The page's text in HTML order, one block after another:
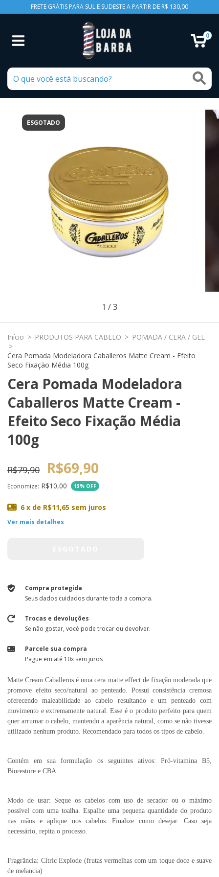
FRETE GRÁTIS PARA SUL E SUDESTE A PARTIR DE R$ 130,00
0
ESGOTADO
1 /3
Início > PRODUTOS PARA CABELO > POMADA / CERA / GEL
>
Cera Pomada Modeladora Caballeros Matte Cream - Efeito
Seco Fixação Média 100g
Cera Pomada Modeladora
Caballeros Matte Cream -
Efeito Seco Fixação Média
100g
R$79,90 R$69,90
Economize: R$10,00 13% OFF
6 x de R$11,65 sem juros
Ver mais detalhes
Compra protegida
Seus dados cuidados durante toda a compra.
Trocas e devoluções
Se não gostar, você pode trocar ou devolver.
Parcele sua compra
Pague em até 10x sem juros
Matte Cream Caballeros é uma cera matte effect de fixação moderada que
promove efeito seco/natural ao penteado. Possui consistência cremosa
oferecendo maleabilidade ao cabelo resultando e um penteado com
movimento e extremamente natural. Esse é o produto perfeito para quem
quer arrumar o cabelo, mantendo a aparência natural, como se não tivesse
utilizado nenhum produto. Recomendado para todos os tipos de cabelo.
Contém em sua formulação os seguintes ativos: Pró-vitamina B5,
Biorestore e CBA.
Modo de usar: Seque os cabelos com uso de secador ou o máximo
possível com uma toalha. Espalhe uma pequena quantidade do produto
nas mãos e aplique nos cabelos. Finalize como desejar. Caso seja
necessário, repita o processo.
Fragrância: Citric Explode (frutas vermelhas com um toque doce e suave
de melancia)